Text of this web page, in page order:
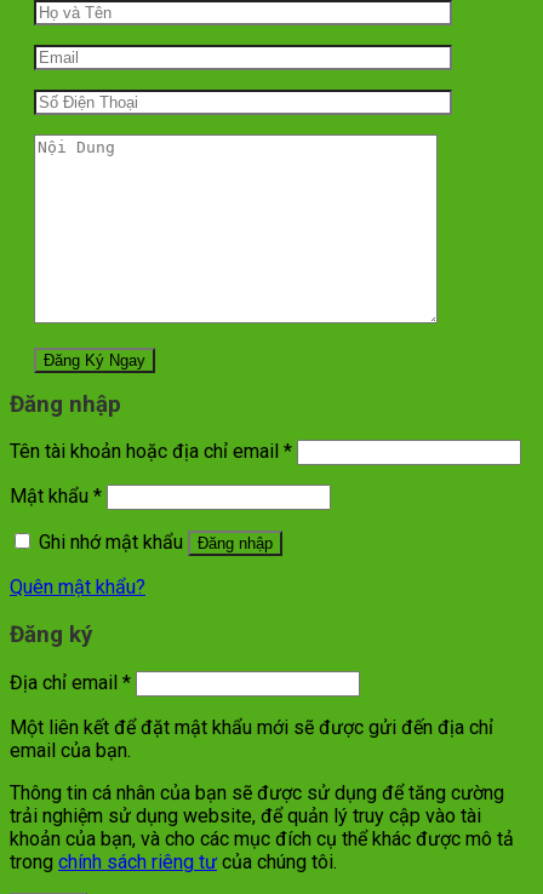
Đăng nhập
Tên tài khoản hoặc địa chỉ email *
Mật khẩu *
Ghi nhớ mật khẩu
Đăng nhập
Quên mật khẩu?
Đăng ký
Địa chỉ email *
Một liên kết để đặt mật khẩu mới sẽ được gửi đến địa chỉ
email của bạn.
Thông tin cá nhân của bạn sẽ được sử dụng để tăng cường
trải nghiệm sử dụng website, để quản lý truy cập vào tài
khoản của bạn, và cho các mục đích cụ thể khác được mô tả
trong chính sách riêng tư của chúng tôi.